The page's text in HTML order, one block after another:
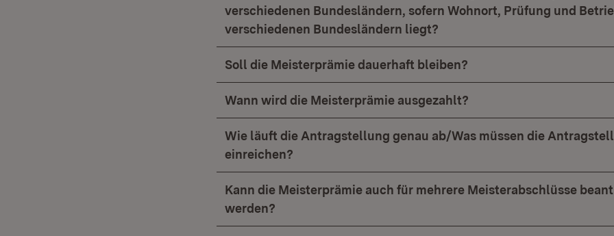
verschiedenen Bundesländern, sofern Wohnort, Prüfung und
verschiedenen Bundesländern liegt?
Soll die Meisterprämie dauerhaft bleiben?
Wann wird die Meisterprämie ausgezahlt?
Wie läuft die Antragstellung genau ab/Was müssen die
einreichen?
Kann die Meisterprämie auch für mehrere Meisterabschlüsse
werden?